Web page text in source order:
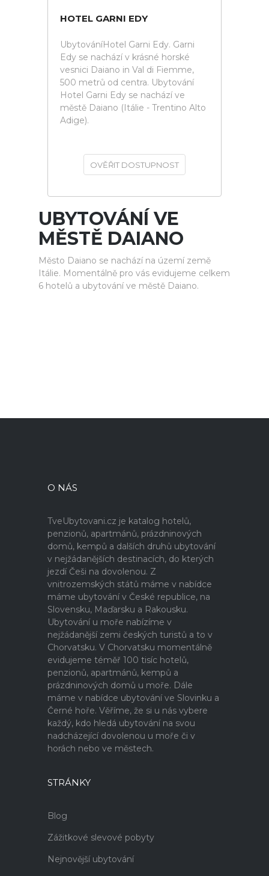
HOTEL GARNI EDY
UbytováníHotel Garni Edy. Garni
Edy se nachází v krásné horské
vesnici Daiano in Val di Fiemme,
500 metrů od centra. Ubytování
Hotel Garni Edy se nachází ve
městě Daiano (Itálie - Trentino Alto
Adige).
OVĚŘIT DOSTUPNOST
UBYTOVÁNÍ VE
MĚSTĚ DAIANO
Město Daiano se nachází na území země
Itálie. Momentálně pro vás evidujeme celkem
6 hotelů a ubytování ve městě Daiano.
O NÁS
TveUbytovani.cz je katalog hotelů,
penzionů, apartmánů, prázdninových
domů, kempů a dalších druhů ubytování
v nejžádanějších destinacích, do kterých
jezdí Češi na dovolenou. Z
vnitrozemských států máme v nabídce
máme ubytování v České republice, na
Slovensku, Maďarsku a Rakousku.
Ubytování u moře nabízíme v
nejžádanější zemi českých turistů a to v
Chorvatsku. V Chorvatsku momentálně
evidujeme téměř 100 tisíc hotelů,
penzionů, apartmánů, kempů a
prázdninových domů u moře. Dále
máme v nabídce ubytování ve Slovinku a
Černé hoře. Věříme, že si u nás vybere
každý, kdo hledá ubytování na svou
nadcházející dovolenou u moře či v
horách nebo ve městech.
STRÁNKY
Blog
Zážitkové slevové pobyty
Nejnovější ubytování